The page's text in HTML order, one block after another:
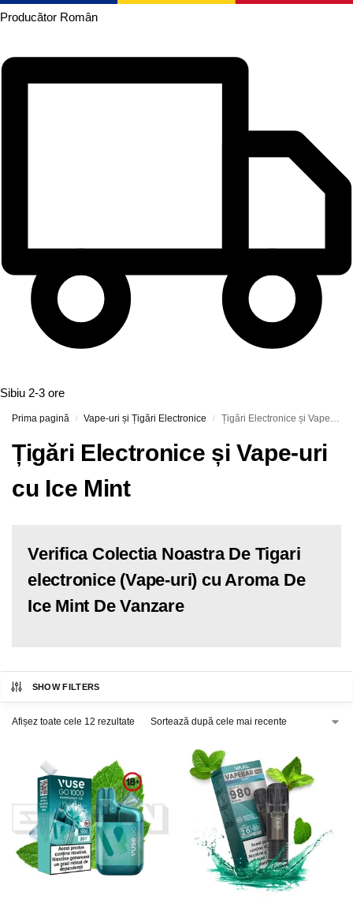
Producător Român
Sibiu 2-3 ore
Prima pagină / Vape-uri și Țigări Electronice / Țigări Electronice și Vape-uri cu Ice Mint
Țigări Electronice și Vape-uri
cu Ice Mint
Verifica Colectia Noastra De Tigari
electronice (Vape-uri) cu Aroma De
Ice Mint De Vanzare
SHOW FILTERS
Afișez toate cele 12 rezultate